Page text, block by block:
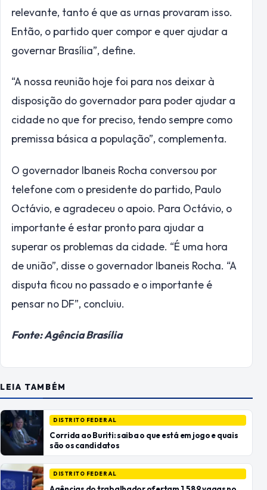
relevante, tanto é que as urnas provaram isso.
Então, o partido quer compor e quer ajudar a
governar Brasília”, define.
“A nossa reunião hoje foi para nos deixar à
disposição do governador para poder ajudar a
cidade no que for preciso, tendo sempre como
premissa básica a população”, complementa.
O governador Ibaneis Rocha conversou por
telefone com o presidente do partido, Paulo
Octávio, e agradeceu o apoio. Para Octávio, o
importante é estar pronto para ajudar a
superar os problemas da cidade. “É uma hora
de união”, disse o governador Ibaneis Rocha. “A
disputa ficou no passado e o importante é
pensar no DF”, concluiu.
Fonte: Agência Brasília
LEIA TAMBÉM
DISTRITO FEDERAL
Corrida ao Buriti: saiba o que está em jogo e quais
são os candidatos
DISTRITO FEDERAL